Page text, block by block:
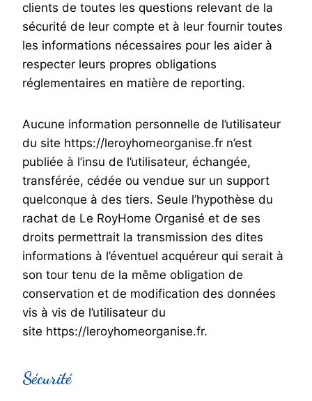
clients de toutes les questions relevant de la
sécurité de leur compte et à leur fournir toutes
les informations nécessaires pour les aider à
respecter leurs propres obligations
réglementaires en matière de reporting.
Aucune information personnelle de l’utilisateur
du site https://leroyhomeorganise.fr n’est
publiée à l’insu de l’utilisateur, échangée,
transférée, cédée ou vendue sur un support
quelconque à des tiers. Seule l’hypothèse du
rachat de Le RoyHome Organisé et de ses
droits permettrait la transmission des dites
informations à l’éventuel acquéreur qui serait à
son tour tenu de la même obligation de
conservation et de modification des données
vis à vis de l’utilisateur du
site https://leroyhomeorganise.fr.
Sécurité